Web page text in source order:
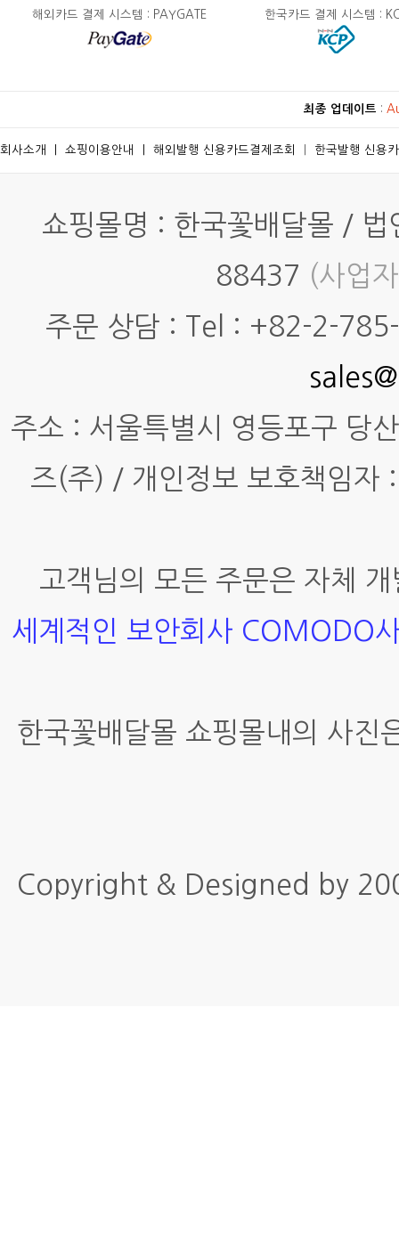
해외카드 결제 시스템 : PAYGATE 한국카드 결제 시스템 :
최종 업데이트 :
회사소개 쇼핑이용안내 해외발행 신용카드결제조회 한국발행 신용
쇼핑몰명 : 한국꽃배달몰 /
88437 (사업
주문 상담 : Tel : +82-2-
주소 : 서울특별시 영등포구 당
즈(주) / 개인정보 보호책임
고객님의 모든 주문은 자체
세계적인 보안회사 COMODO
한국꽃배달몰 쇼핑몰내의 사진
Copyright & Designed by